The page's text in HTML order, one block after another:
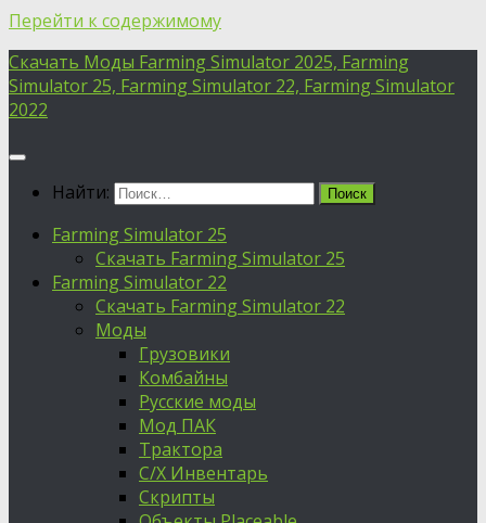
Перейти к содержимому
Скачать Моды Farming Simulator 2025, Farming
Simulator 25, Farming Simulator 22, Farming Simulator
2022
Найти:
Farming Simulator 25
Скачать Farming Simulator 25
Farming Simulator 22
Скачать Farming Simulator 22
Моды
Грузовики
Комбайны
Русские моды
Мод ПАК
Трактора
С/Х Инвентарь
Скрипты